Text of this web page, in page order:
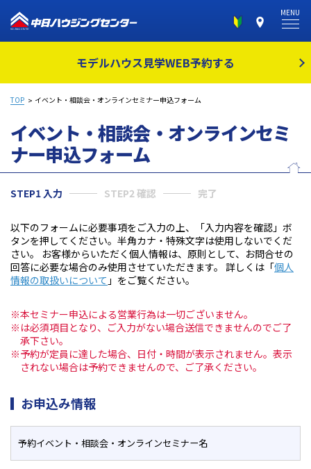
モデルハウス見学WEB予約する
MENU
TOP イベント・相談会・オンラインセミナー申込フォーム
イベント・相談会・オンラインセミ
ナー申込フォーム
STEP1 入力 STEP2 確認 完了
以下のフォームに必要事項をご入力の上、「入力内容を確認」ボ
タンを押してください。半角カナ・特殊文字は使用しないでくだ
さい。 お客様からいただく個人情報は、原則として、お問合せの
回答に必要な場合のみ使用させていただきます。 詳しくは「個人
情報の取扱いについて 」をご覧ください。
※本セミナー申込による営業行為は一切ございません。
※は必須項目となり、ご入力がない場合送信できませんのでご了
承下さい。
※予約が定員に達した場合、日付・時間が表示されません。表示
されない場合は予約できませんので、ご了承ください。
お申込み情報
予約イベント・相談会・ オンラインセミナー名